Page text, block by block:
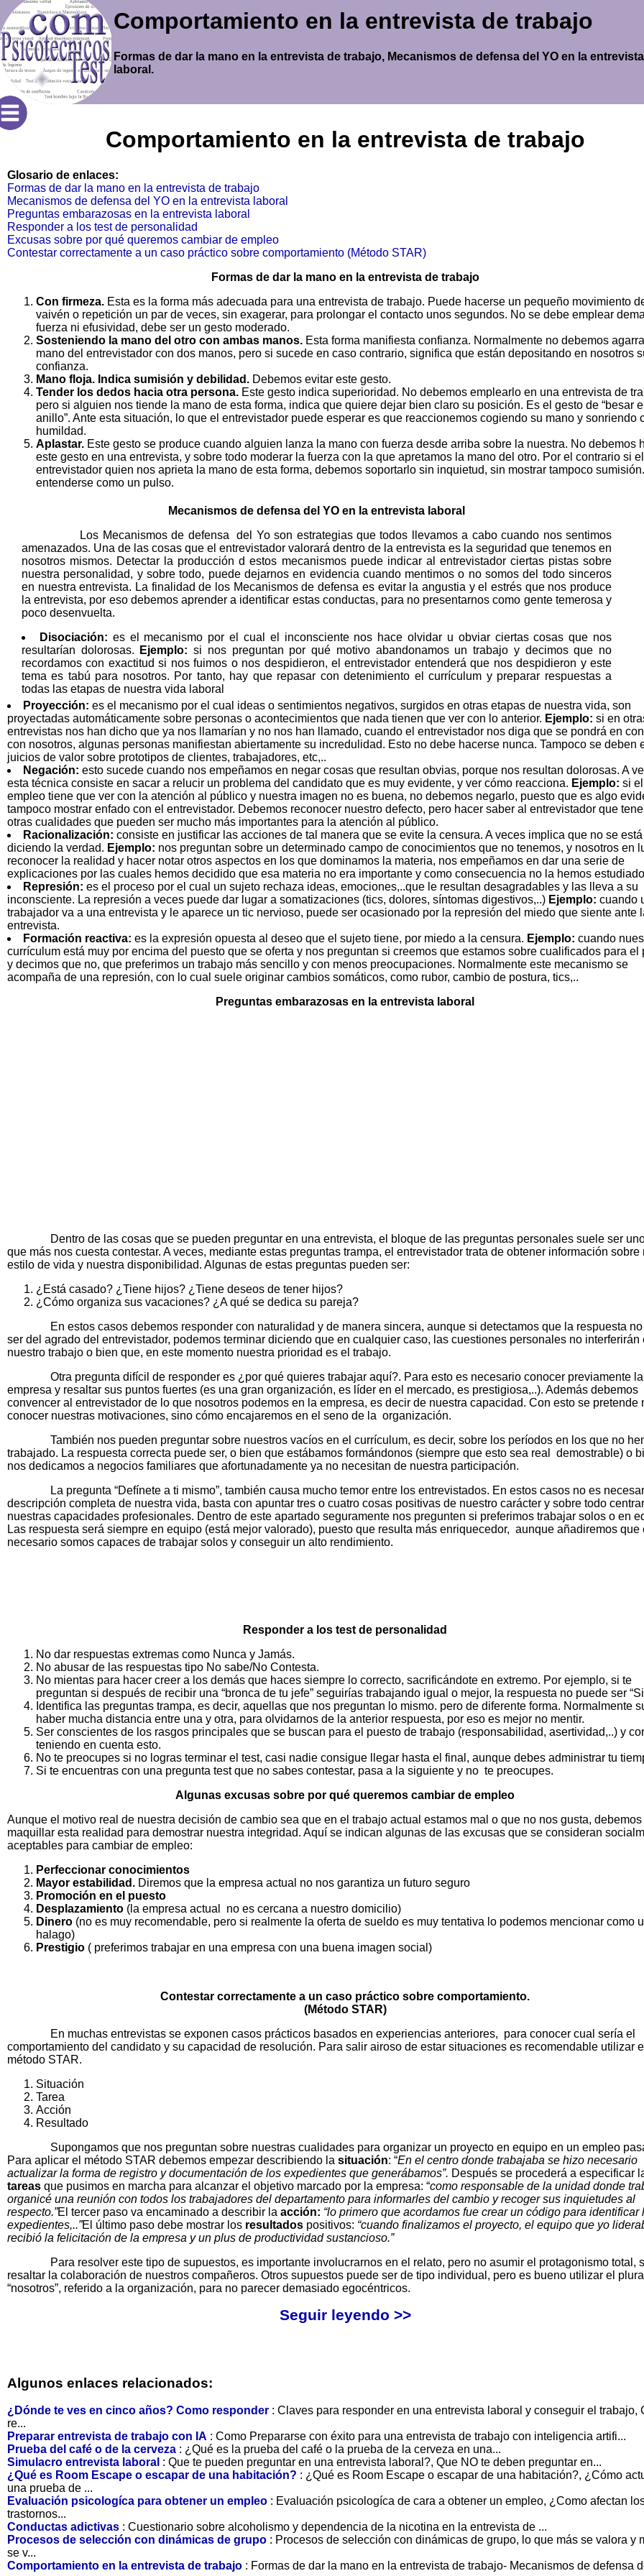
Comportamiento en la entrevista de trabajo
Formas de dar la mano en la entrevista de trabajo, Mecanismos de defensa del YO en la
laboral.
Comportamiento en la entrevista de trabajo
Glosario de enlaces:
Formas de dar la mano en la entrevista de trabajo
Mecanismos de defensa del YO en la entrevista laboral
Preguntas embarazosas en la entrevista laboral
Responder a los test de personalidad
Excusas sobre por qué queremos cambiar de empleo
Contestar correctamente a un caso práctico sobre comportamiento (Método STAR)
Formas de dar la mano en la entrevista de trabajo
Con firmeza. Esta es la forma más adecuada para una entrevista de trabajo. Puede hacerse un pequeño movimiento
vaivén o repetición un par de veces, sin exagerar, para prolongar el contacto unos segundos. No se debe emplear
fuerza ni efusividad, debe ser un gesto moderado.
Sosteniendo la mano del otro con ambas manos. Esta forma manifiesta confianza. Normalmente no debemos
mano del entrevistador con dos manos, pero si sucede en caso contrario, significa que están depositando en nosotros
confianza.
Mano floja. Indica sumisión y debilidad. Debemos evitar este gesto.
Tender los dedos hacia otra persona. Este gesto indica superioridad. No debemos emplearlo en una entrevista de
pero si alguien nos tiende la mano de esta forma, indica que quiere dejar bien claro su posición. Es el gesto de “besar el
anillo”. Ante esta situación, lo que el entrevistador puede esperar es que reaccionemos cogiendo su mano y sonriendo
humildad.
Aplastar. Este gesto se produce cuando alguien lanza la mano con fuerza desde arriba sobre la nuestra. No debemos
este gesto en una entrevista, y sobre todo moderar la fuerza con la que apretamos la mano del otro. Por el contrario si el
entrevistador quien nos aprieta la mano de esta forma, debemos soportarlo sin inquietud, sin mostrar tampoco
entenderse como un pulso.
Mecanismos de defensa del YO en la entrevista laboral
Los Mecanismos de defensa del Yo son estrategias que todos llevamos a cabo cuando nos sentimos
amenazados. Una de las cosas que el entrevistador valorará dentro de la entrevista es la seguridad que tenemos en
nosotros mismos. Detectar la producción d estos mecanismos puede indicar al entrevistador ciertas pistas sobre
nuestra personalidad, y sobre todo, puede dejarnos en evidencia cuando mentimos o no somos del todo sinceros
en nuestra entrevista. La finalidad de los Mecanismos de defensa es evitar la angustia y el estrés que nos produce
la entrevista, por eso debemos aprender a identificar estas conductas, para no presentarnos como gente temerosa y
poco desenvuelta.
Disociación: es el mecanismo por el cual el inconsciente nos hace olvidar u obviar ciertas cosas que nos
resultarían dolorosas.
Ejemplo:si nos preguntan por qué motivo abandonamos un trabajo y decimos que no
recordamos con exactitud si nos fuimos o nos despidieron, el entrevistador entenderá que nos despidieron y este
tema es tabú para nosotros. Por tanto, hay que repasar con detenimiento el currículum y preparar respuestas a
todas las etapas de nuestra vida laboral
Proyección: es el mecanismo por el cual ideas o sentimientos negativos, surgidos en otras etapas de nuestra vida, son
proyectadas automáticamente sobre personas o acontecimientos que nada tienen que ver con lo anterior. Ejemplo: si en
entrevistas nos han dicho que ya nos llamarían y no nos han llamado, cuando el entrevistador nos diga que se pondrá en
con nosotros, algunas personas manifiestan abiertamente su incredulidad. Esto no debe hacerse nunca. Tampoco se deben
juicios de valor sobre prototipos de clientes, trabajadores, etc,..
Negación: esto sucede cuando nos empeñamos en negar cosas que resultan obvias, porque nos resultan dolorosas. A
esta técnica consiste en sacar a relucir un problema del candidato que es muy evidente, y ver cómo reacciona. Ejemplo: si el
empleo tiene que ver con la atención al público y nuestra imagen no es buena, no debemos negarlo, puesto que es algo
tampoco mostrar enfado con el entrevistador. Debemos reconocer nuestro defecto, pero hacer saber al entrevistador que
otras cualidades que pueden ser mucho más importantes para la atención al público.
Racionalización: consiste en justificar las acciones de tal manera que se evite la censura. A veces implica que no se está
diciendo la verdad. Ejemplo: nos preguntan sobre un determinado campo de conocimientos que no tenemos, y nosotros en
reconocer la realidad y hacer notar otros aspectos en los que dominamos la materia, nos empeñamos en dar una serie de
explicaciones por las cuales hemos decidido que esa materia no era importante y como consecuencia no la hemos
Represión: es el proceso por el cual un sujeto rechaza ideas, emociones,..que le resultan desagradables y las lleva a su
inconsciente. La represión a veces puede dar lugar a somatizaciones (tics, dolores, síntomas digestivos,..) Ejemplo: cuando
trabajador va a una entrevista y le aparece un tic nervioso, puede ser ocasionado por la represión del miedo que siente ante
entrevista.
Formación reactiva: es la expresión opuesta al deseo que el sujeto tiene, por miedo a la censura. Ejemplo: cuando
currículum está muy por encima del puesto que se oferta y nos preguntan si creemos que estamos sobre cualificados para el
y decimos que no, que preferimos un trabajo más sencillo y con menos preocupaciones. Normalmente este mecanismo se
acompaña de una represión, con lo cual suele originar cambios somáticos, como rubor, cambio de postura, tics,..
Preguntas embarazosas en la entrevista laboral
Dentro de las cosas que se pueden preguntar en una entrevista, el bloque de las preguntas personales suele ser
que más nos cuesta contestar. A veces, mediante estas preguntas trampa, el entrevistador trata de obtener información sobre
estilo de vida y nuestra disponibilidad. Algunas de estas preguntas pueden ser:
¿Está casado? ¿Tiene hijos? ¿Tiene deseos de tener hijos?
¿Cómo organiza sus vacaciones? ¿A qué se dedica su pareja?
En estos casos debemos responder con naturalidad y de manera sincera, aunque si detectamos que la respuesta no
ser del agrado del entrevistador, podemos terminar diciendo que en cualquier caso, las cuestiones personales no interferirán
nuestro trabajo o bien que, en este momento nuestra prioridad es el trabajo.
Otra pregunta difícil de responder es ¿por qué quieres trabajar aquí?. Para esto es necesario conocer previamente la
empresa y resaltar sus puntos fuertes (es una gran organización, es líder en el mercado, es prestigiosa,..). Además debemos
convencer al entrevistador de lo que nosotros podemos en la empresa, es decir de nuestra capacidad. Con esto se pretende
conocer nuestras motivaciones, sino cómo encajaremos en el seno de la organización.
También nos pueden preguntar sobre nuestros vacíos en el currículum, es decir, sobre los períodos en los que no
trabajado. La respuesta correcta puede ser, o bien que estábamos formándonos (siempre que esto sea real demostrable) o
nos dedicamos a negocios familiares que afortunadamente ya no necesitan de nuestra participación.
La pregunta “Defínete a ti mismo”, también causa mucho temor entre los entrevistados. En estos casos no es
descripción completa de nuestra vida, basta con apuntar tres o cuatro cosas positivas de nuestro carácter y sobre todo
nuestras capacidades profesionales. Dentro de este apartado seguramente nos pregunten si preferimos trabajar solos o en
Las respuesta será siempre en equipo (está mejor valorado), puesto que resulta más enriquecedor, aunque añadiremos que
necesario somos capaces de trabajar solos y conseguir un alto rendimiento.
Responder a los test de personalidad
No dar respuestas extremas como Nunca y Jamás.
No abusar de las respuestas tipo No sabe/No Contesta.
No mientas para hacer creer a los demás que haces siempre lo correcto, sacrificándote en extremo. Por ejemplo, si te
preguntan si después de recibir una “bronca de tu jefe” seguirías trabajando igual o mejor, la respuesta no puede ser
Identifica las preguntas trampa, es decir, aquellas que nos preguntan lo mismo. pero de diferente forma. Normalmente
haber mucha distancia entre una y otra, para olvidarnos de la anterior respuesta, por eso es mejor no mentir.
Ser conscientes de los rasgos principales que se buscan para el puesto de trabajo (responsabilidad, asertividad,..) y
teniendo en cuenta esto.
No te preocupes si no logras terminar el test, casi nadie consigue llegar hasta el final, aunque debes administrar tu
Si te encuentras con una pregunta test que no sabes contestar, pasa a la siguiente y no te preocupes.
Algunas excusas sobre por qué queremos cambiar de empleo
Aunque el motivo real de nuestra decisión de cambio sea que en el trabajo actual estamos mal o que no nos gusta, debemos
maquillar esta realidad para demostrar nuestra integridad. Aquí se indican algunas de las excusas que se consideran
aceptables para cambiar de empleo:
Perfeccionar conocimientos
Mayor estabilidad. Diremos que la empresa actual no nos garantiza un futuro seguro
Promoción en el puesto
Desplazamiento (la empresa actual no es cercana a nuestro domicilio)
Dinero (no es muy recomendable, pero si realmente la oferta de sueldo es muy tentativa lo podemos mencionar como
halago)
Prestigio ( preferimos trabajar en una empresa con una buena imagen social)
Contestar correctamente a un caso práctico sobre comportamiento.
(Método STAR)
En muchas entrevistas se exponen casos prácticos basados en experiencias anteriores, para conocer cual sería el
comportamiento del candidato y su capacidad de resolución. Para salir airoso de estar situaciones es recomendable utilizar el
método STAR.
Situación
Tarea
Acción
Resultado
Supongamos que nos preguntan sobre nuestras cualidades para organizar un proyecto en equipo en un empleo
Para aplicar el método STAR debemos empezar describiendo la situación: “En el centro donde trabajaba se hizo necesario
actualizar la forma de registro y documentación de los expedientes que generábamos”. Después se procederá a especificar
tareas que pusimos en marcha para alcanzar el objetivo marcado por la empresa: “como responsable de la unidad donde
organicé una reunión con todos los trabajadores del departamento para informarles del cambio y recoger sus inquietudes al
respecto.”El tercer paso va encaminado a describir la acción: “lo primero que acordamos fue crear un código para identificar
expedientes,..”El último paso debe mostrar los resultados positivos: “cuando finalizamos el proyecto, el equipo que yo
recibió la felicitación de la empresa y un plus de productividad sustancioso.”
Para resolver este tipo de supuestos, es importante involucrarnos en el relato, pero no asumir el protagonismo total,
resaltar la colaboración de nuestros compañeros. Otros supuestos puede ser de tipo individual, pero es bueno utilizar el plural
“nosotros”, referido a la organización, para no parecer demasiado egocéntricos.
Seguir leyendo >>
Algunos enlaces relacionados:
¿Dónde te ves en cinco años? Como responder : Claves para responder en una entrevista laboral y conseguir el trabajo,
re...
Preparar entrevista de trabajo con IA : Como Prepararse con éxito para una entrevista de trabajo con inteligencia artifi...
Prueba del café o de la cerveza : ¿Qué es la prueba del café o la prueba de la cerveza en una...
Simulacro entrevista laboral : Que te pueden preguntar en una entrevista laboral?, Que NO te deben preguntar en...
¿Qué es Room Escape o escapar de una habitación? : ¿Qué es Room Escape o escapar de una habitación?, ¿Cómo
una prueba de ...
Evaluación psicologíca para obtener un empleo : Evaluación psicologíca de cara a obtener un empleo, ¿Como afectan
trastornos...
Conductas adictivas : Cuestionario sobre alcoholismo y dependencia de la nicotina en la entrevista de ...
Procesos de selección con dinámicas de grupo : Procesos de selección con dinámicas de grupo, lo que más se valora y
se v...
Comportamiento en la entrevista de trabajo : Formas de dar la mano en la entrevista de trabajo- Mecanismos de defensa